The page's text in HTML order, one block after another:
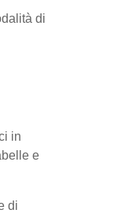
di
in
e
di